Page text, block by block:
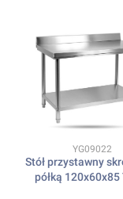
Kod
YG09022
Stół przystawny
półką 120x60x85